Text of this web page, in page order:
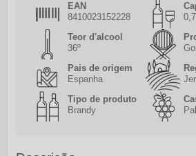
EAN
8410023152228
Teor d'alcool
36º
Pais de origem
Espanha
Tipo de produto
Brandy